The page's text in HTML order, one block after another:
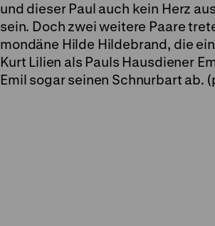
und dieser Paul auch kein Herz
sein. Doch zwei weitere Paare
mondäne Hilde Hildebrand, die
Kurt Lilien als Pauls Hausdiener
Emil sogar seinen Schnurbart ab.